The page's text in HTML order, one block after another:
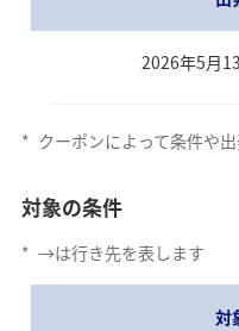
「日本ご当地ラーメン総選
初代王者「酒田のラ
「酒田のラーメン」は、
の店がこだわりの自家製
2026年5月
* クーポンによって条件や出
対象の条件
* →は行き先を表します
対